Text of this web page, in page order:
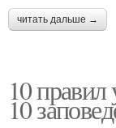
читать дальше →
10
10